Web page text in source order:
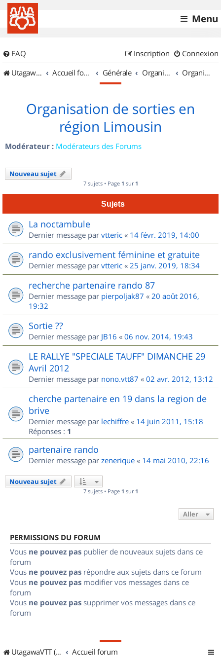
Menu
FAQ Connexion
Inscription
UtagawaVTT (Randos VTT et VTTAE avec traces GPS)
Accueil forum Générale Organisation de sorties & Recherche de partenaires Organisation de sorties en région Limousin
Organisation de sorties en
région Limousin
Modérateur : Modérateurs des Forums
Nouveau sujet
7 sujets • Page 1 sur 1
Sujets
La noctambule
Dernier message par vtteric « 14 févr. 2019, 14:00
rando exclusivement féminine et gratuite
Dernier message par vtteric « 25 janv. 2019, 18:34
recherche partenaire rando 87
Dernier message par pierpoljak87 « 20 août 2016,
19:32
Sortie ??
Dernier message par JB16 « 06 nov. 2014, 19:43
LE RALLYE "SPECIALE TAUFF" DIMANCHE 29
Avril 2012
Dernier message par nono.vtt87 « 02 avr. 2012, 13:12
cherche partenaire en 19 dans la region de
brive
Dernier message par lechiffre « 14 juin 2011, 15:18
Réponses : 1
partenaire rando
Dernier message par zenerique « 14 mai 2010, 22:16
Nouveau sujet
7 sujets • Page 1 sur 1
Aller
PERMISSIONS DU FORUM
Vous ne pouvez pas publier de nouveaux sujets dans ce
forum
Vous ne pouvez pas répondre aux sujets dans ce forum
Vous ne pouvez pas modifier vos messages dans ce
forum
Vous ne pouvez pas supprimer vos messages dans ce
forum
UtagawaVTT (Randos VTT et VTTAE avec traces GPS) Accueil forum